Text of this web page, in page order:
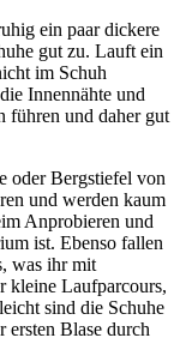
ein paar dickere
gut zu. Lauft ein
im Schuh
Innennähte und
führen und daher gut
oder Bergstiefel von
und werden kaum
Anprobieren und
ist. Ebenso fallen
was ihr mit
kleine Laufparcours,
sind die Schuhe
ersten Blase durch